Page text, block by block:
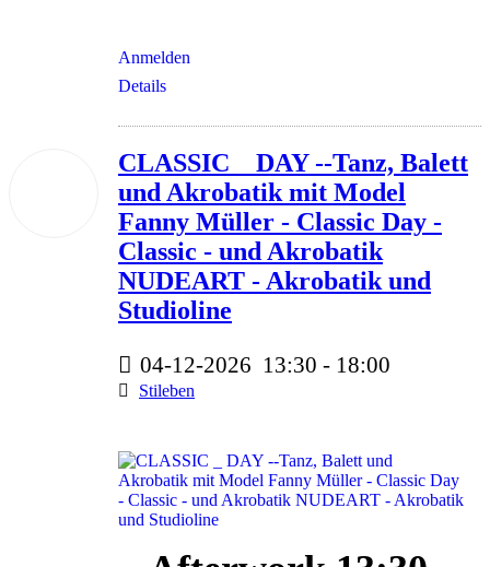
Anmelden
Details
CLASSIC _ DAY --Tanz, Balett
und Akrobatik mit Model
Fanny Müller - Classic Day -
Classic - und Akrobatik
NUDEART - Akrobatik und
Studioline
04-12-2026 13:30 - 18:00
Stileben